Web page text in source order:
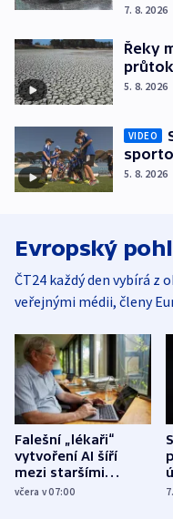
7. 8. 2026
Řeky
5. 8. 2026
VIDEO
5. 8. 2026
Evropský
ČT24 každý den vybírá z
veřejnými médii, členy
Falešní „lékaři“
vytvoření AI šíří
mezi staršími
Poláky nebezpečné
včera v 07:00